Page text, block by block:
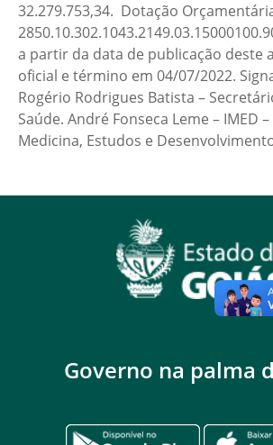
32.279.753,34. Dotação
a partir da data de publicação deste
oficial e término em 04/07/2022.
Rogério Rodrigues Batista –
Saúde. André Fonseca Leme – IMED
Medicina, Estudos e
Governo na palma